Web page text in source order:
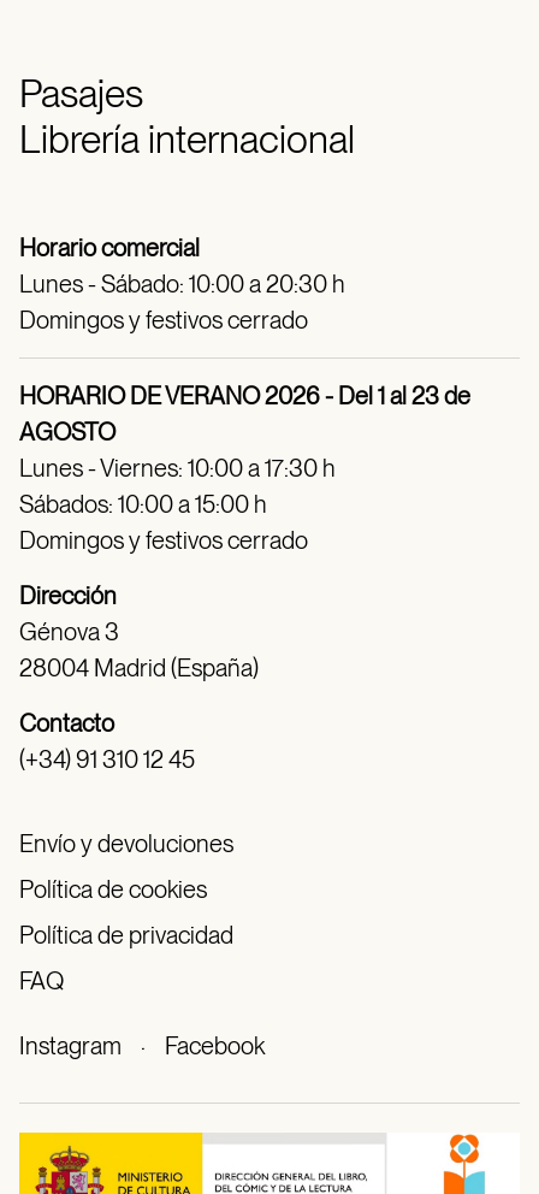
Pasajes
Librería internacional
Horario comercial
Lunes - Sábado: 10:00 a 20:30 h
Domingos y festivos cerrado
HORARIO DE VERANO 2026 - Del 1 al 23 de
AGOSTO
Lunes - Viernes: 10:00 a 17:30 h
Sábados: 10:00 a 15:00 h
Domingos y festivos cerrado
Dirección
Génova 3
28004 Madrid (España)
Contacto
(+34) 91 310 12 45
Envío y devoluciones
Política de cookies
Política de privacidad
FAQ
Instagram · Facebook